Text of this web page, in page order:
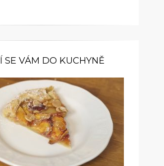
SE VÁM DO KUCHYNĚ